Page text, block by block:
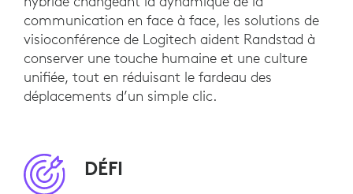
communication en face à face, les solutions de
visioconférence de Logitech aident Randstad à
conserver une touche humaine et une culture
unifiée, tout en réduisant le fardeau des
déplacements d’un simple clic.
DÉFI